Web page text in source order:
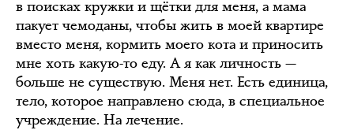
в поисках кружки и щётки для меня, а мама
пакует чемоданы, чтобы жить в моей квартире
вместо меня, кормить моего кота и приносить
мне хоть какую-то еду. А я как личность —
больше не существую. Меня нет. Есть единица,
тело, которое направлено сюда, в специальное
учреждение. На лечение.